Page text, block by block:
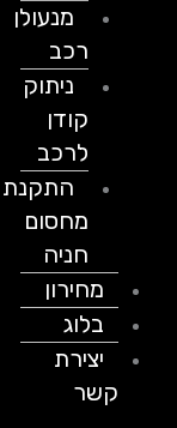
מנעולן
ניתוק
לרכב
התקנת
מחסום
חניה
מחירון
בלוג
יצירת
קשר